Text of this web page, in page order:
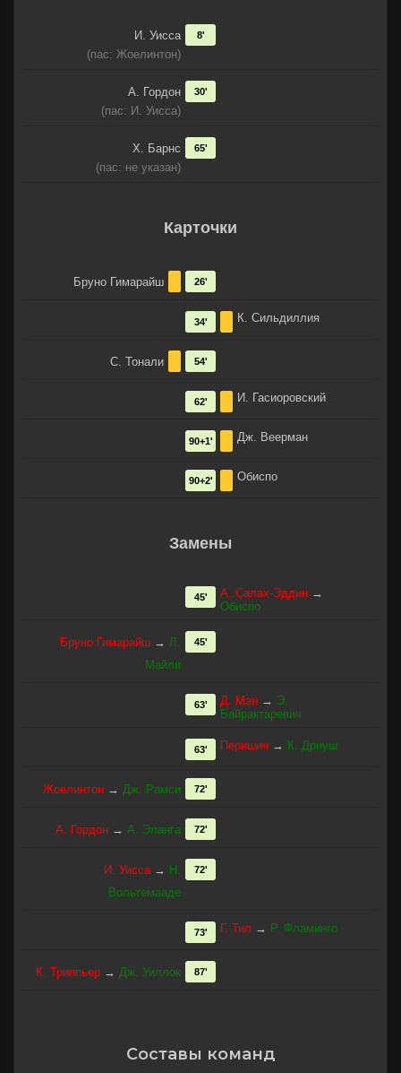
И. Уисса
(пас: Жоелинтон)
8'
А. Гордон
(пас: И. Уисса)
30'
Х. Барнс
(пас: не указан)
65'
Карточки
Бруно Гимарайш 26'
К. Сильдиллия
34'
С. Тонали 54'
И. Гасиоровский
62'
Дж. Веерман
90+1'
Обиспо
90+2'
Замены
А. Салах-Эддин →
Обиспо
45'
Бруно Гимарайш → Л.
Майли
45'
Д. Мэн → Э.
Байрактаревич
63'
Перишич → К. Дриуш
63'
Жоелинтон → Дж. Рамси 72'
А. Гордон → А. Эланга 72'
И. Уисса→ Н.
Вольтемааде
72'
Г. Тил → Р. Фламинго
73'
К. Триппьер → Дж. Уиллок 87'
Составы команд